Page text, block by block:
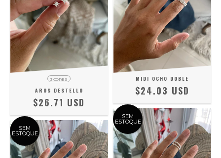
3 CORES
AROS DESTELLO
$26.71 USD
MIDI OCHO DOBLE
$24.03 USD
SEM
ESTOQUE
SEM
ESTOQUE